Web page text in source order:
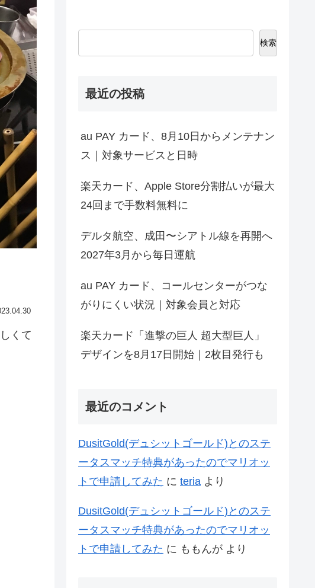
くて
検索
最近の投稿
au PAY カード、8月10日からメンテナン
ス｜対象サービスと日時
楽天カード、Apple Store分割払いが最大
24回まで手数料無料に
デルタ航空、成田〜シアトル線を再開へ
2027年3月から毎日運航
au PAY カード、コールセンターがつな
がりにくい状況｜対象会員と対応
楽天カード「進撃の巨人 超大型巨人」
デザインを8月17日開始｜2枚目発行も
最近のコメント
DusitGold(デュシットゴールド)とのステ
ータスマッチ特典があったのでマリオッ
トで申請してみた に teria より
DusitGold(デュシットゴールド)とのステ
ータスマッチ特典があったのでマリオッ
トで申請してみた に ももんが より